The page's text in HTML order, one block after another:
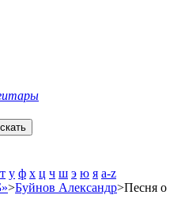
т у ф х ц ч ш э ю я a-z
>Буйнов Александр>Песня о